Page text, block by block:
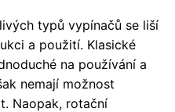
typů vypínačů se liší
a použití. Klasické
na používání a
nemají možnost
Naopak, rotační